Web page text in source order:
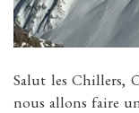
Salut les Chillers,
nous allons faire